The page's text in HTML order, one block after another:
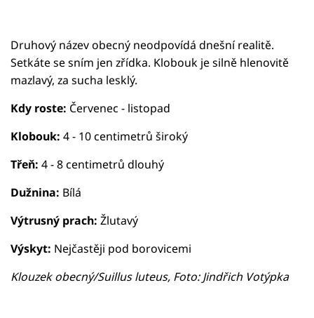
Druhový název obecný neodpovídá dnešní realitě.
Setkáte se sním jen zřídka. Klobouk je silně hlenovitě
mazlavý, za sucha lesklý.
Kdy roste: Červenec - listopad
Klobouk: 4 - 10 centimetrů široký
Třeň: 4 - 8 centimetrů dlouhý
Dužnina: Bílá
Výtrusný prach: Žlutavý
Výskyt: Nejčastěji pod borovicemi
Klouzek obecný/Suillus luteus, Foto: Jindřich Votýpka